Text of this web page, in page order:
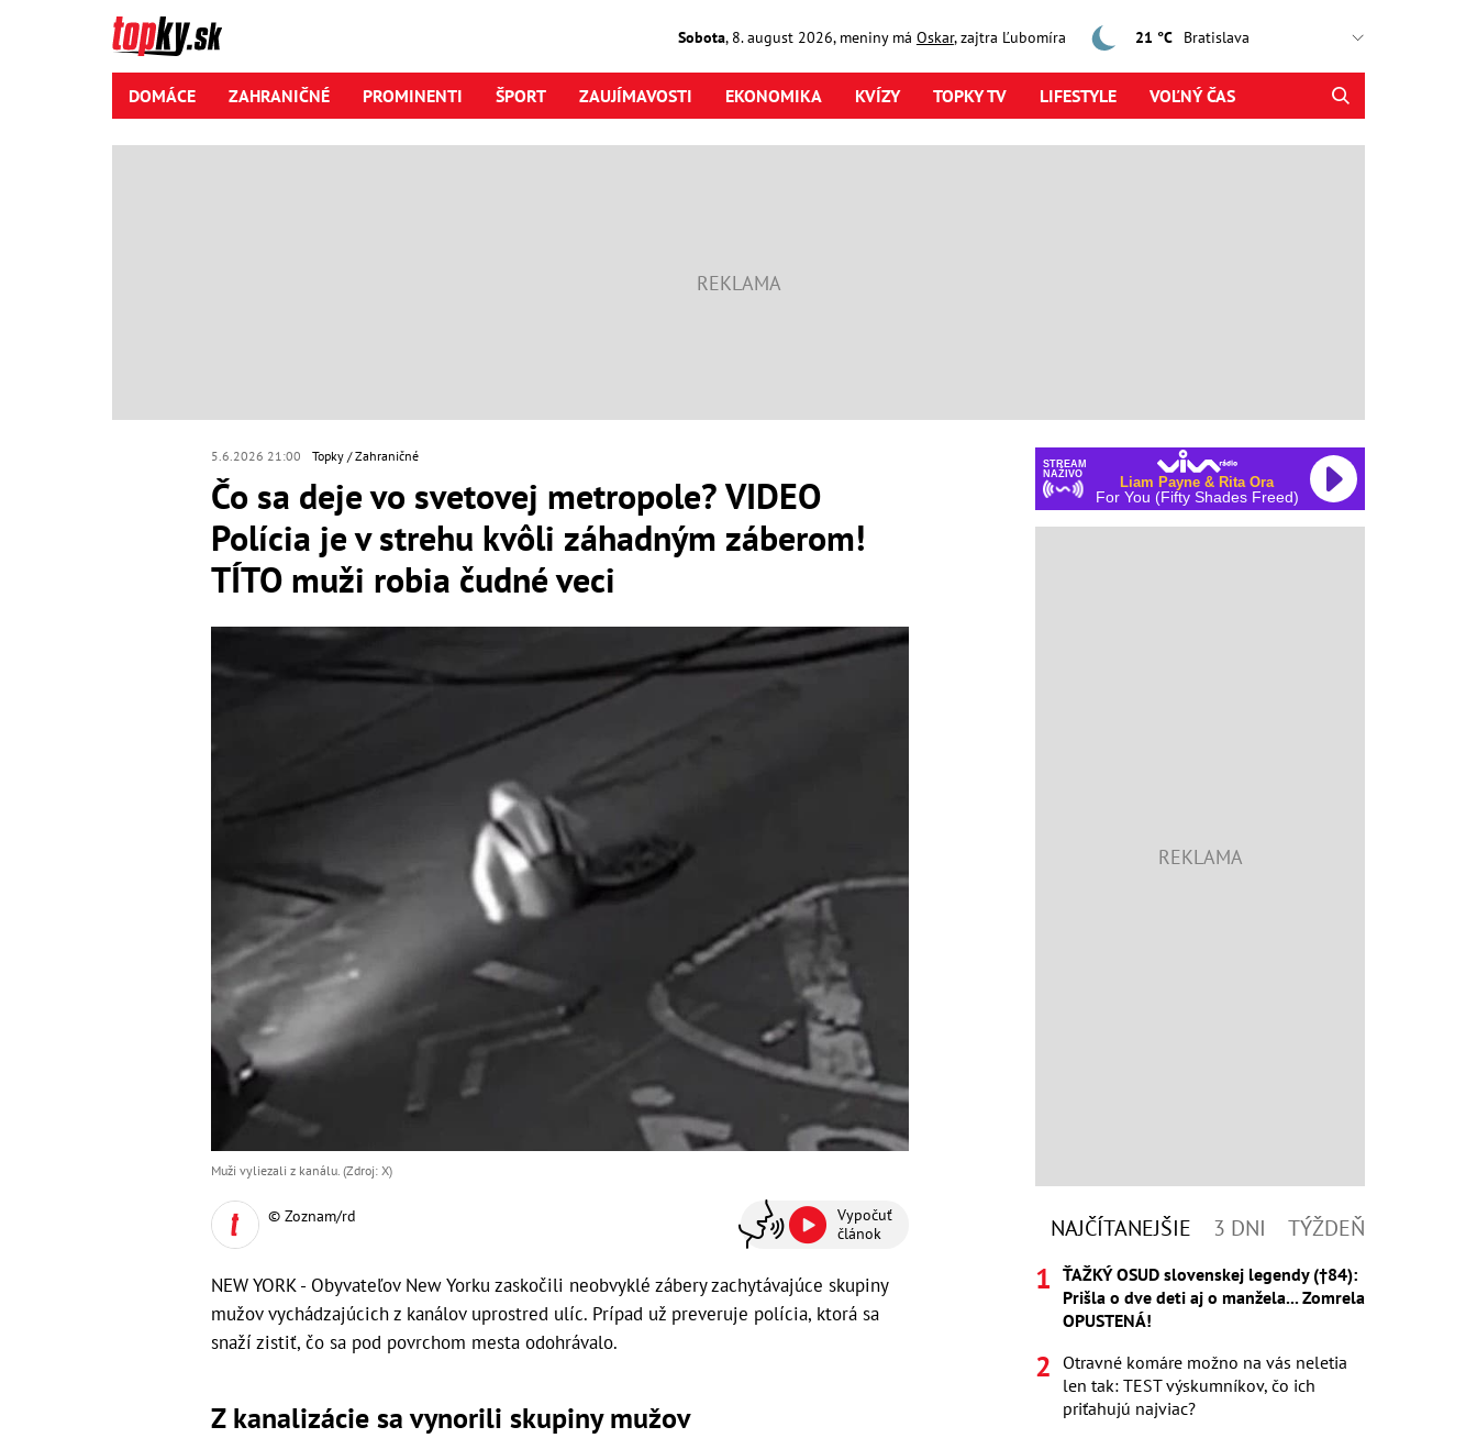
Sobota, 8. august2026, meniny má Oskar, zajtra Ľubomíra 21 °C
DOMÁCE ZAHRANIČNÉ PROMINENTI ŠPORT ZAUJÍMAVOSTI EKONOMIKA KVÍZY TOPKY TV LIFESTYLE VOĽNÝ ČAS
5.6.2026 21:00 Topky Zahraničné
Čo sa deje vo svetovej metropole? VIDEO
Polícia je v strehu kvôli záhadným záberom!
TÍTO muži robia čudné veci
Muži vyliezali z kanálu. (Zdroj: X)
© Zoznam/rd
Vypočuť
článok
NEW YORK - Obyvateľov New Yorku zaskočili neobvyklé zábery zachytávajúce skupiny
mužov vychádzajúcich z kanálov uprostred ulíc. Prípad už preveruje polícia, ktorá sa
snaží zistiť, čo sa pod povrchom mesta odohrávalo.
Z kanalizácie sa vynorili skupiny mužov
STREAM
NAŽIVO
Liam Payne & Rita Ora
For You (Fifty Shades Freed)
NAJČÍTANEJŠIE 3 DNI TÝŽDEŇ
ŤAŽKÝ OSUD slovenskej legendy (†84):
Prišla o dve deti aj o manžela... Zomrela
OPUSTENÁ!
Otravné komáre možno na vás neletia
len tak: TEST výskumníkov, čo ich
priťahujú najviac?